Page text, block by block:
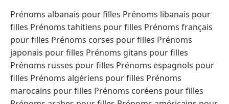
Prénoms albanais pour filles Prénoms libanais pour
filles Prénoms tahitiens pour filles Prénoms français
pour filles Prénoms corses pour filles Prénoms
japonais pour filles Prénoms gitans pour filles
Prénoms russes pour filles Prénoms espagnols pour
filles Prénoms algériens pour filles Prénoms
marocains pour filles Prénoms coréens pour filles